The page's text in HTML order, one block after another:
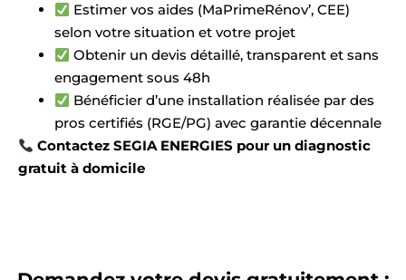
Estimer vos aides (MaPrimeRénov’, CEE)
selon votre situation et votre projet
Obtenir un devis détaillé, transparent et sans
engagement sous 48h
Bénéficier d’une installation réalisée par des
pros certifiés (RGE/PG) avec garantie décennale
Contactez SEGIA ENERGIES pour un diagnostic
gratuit à domicile